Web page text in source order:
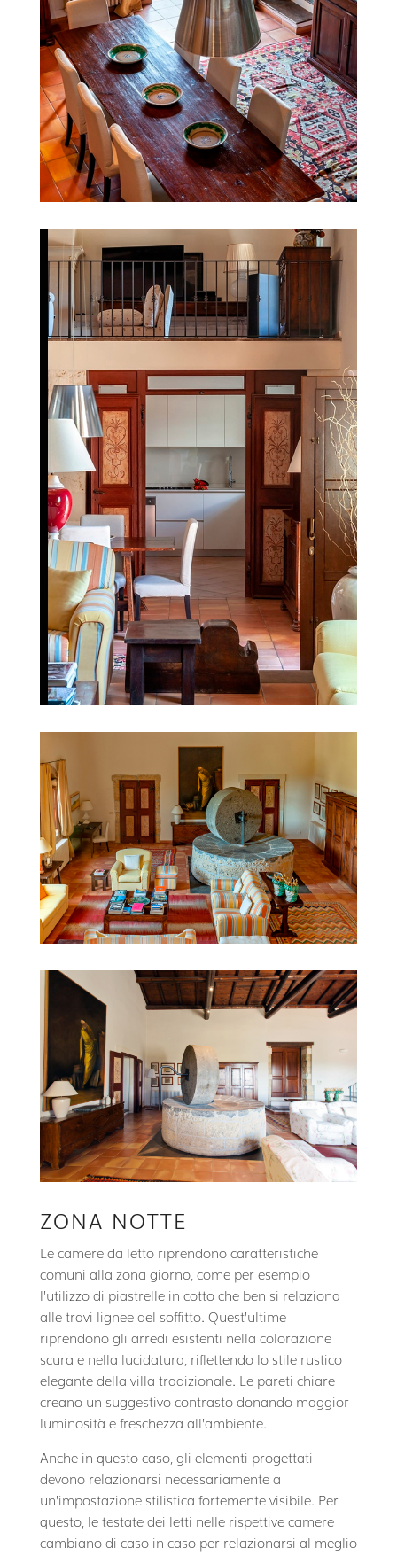
ZONA NOTTE
Le camere da letto riprendono caratteristiche
comuni alla zona giorno, come per esempio
l’utilizzo di piastrelle in cotto che ben si relaziona
alle travi lignee del soffitto. Quest’ultime
riprendono gli arredi esistenti nella colorazione
scura e nella lucidatura, riflettendo lo stile rustico
elegante della villa tradizionale. Le pareti chiare
creano un suggestivo contrasto donando maggior
luminosità e freschezza all’ambiente.
Anche in questo caso, gli elementi progettati
devono relazionarsi necessariamente a
un’impostazione stilistica fortemente visibile. Per
questo, le testate dei letti nelle rispettive camere
cambiano di caso in caso per relazionarsi al meglio